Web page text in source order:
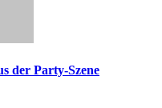
der Party-Szene